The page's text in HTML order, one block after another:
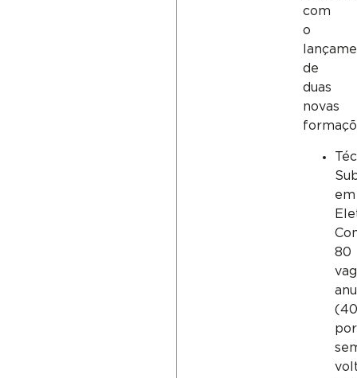
com
o
de
duas
novas
em
80
(40
por